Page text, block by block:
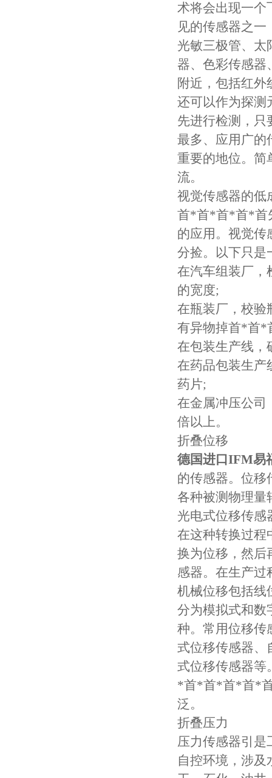
术将会出现一个
见的传感器之
光敏三极管、太
器、色彩传感器
附近，包括红
还可以作为探
先进行检测，只
最多、应用广的
重要的地位。简
流。
视觉传感器的低
首*首*首*首*首
的应用。视觉传
分捡。以下只是
在汽车组装厂，
的宽度;
在瓶装厂，校验
有异物掉首*首*
在包装生产线，
在药品包装生产
药片;
在金属冲压公司
倍以上。
折叠位移
德国进口IFM易
的传感器。位移
各种被测物理量
光电式位移传感
在这种转换过程
换为位移，然后
感器。在生产过
机械位移包括线
分为模拟式和数
种。常用位移传
式位移传感器、
式位移传感器等
*首*首*首*首*
泛。
折叠压力
压力传感器引是
自控环境，涉